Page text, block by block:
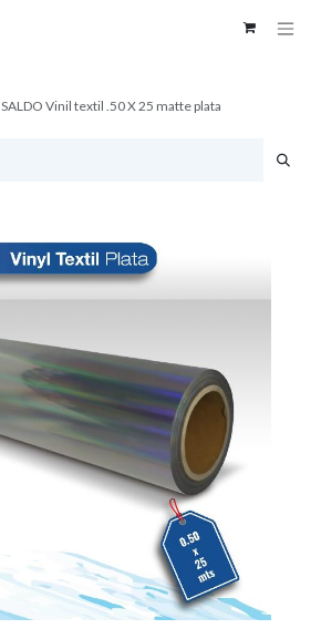
SALDO Vinil textil .50 X 25 matte plata